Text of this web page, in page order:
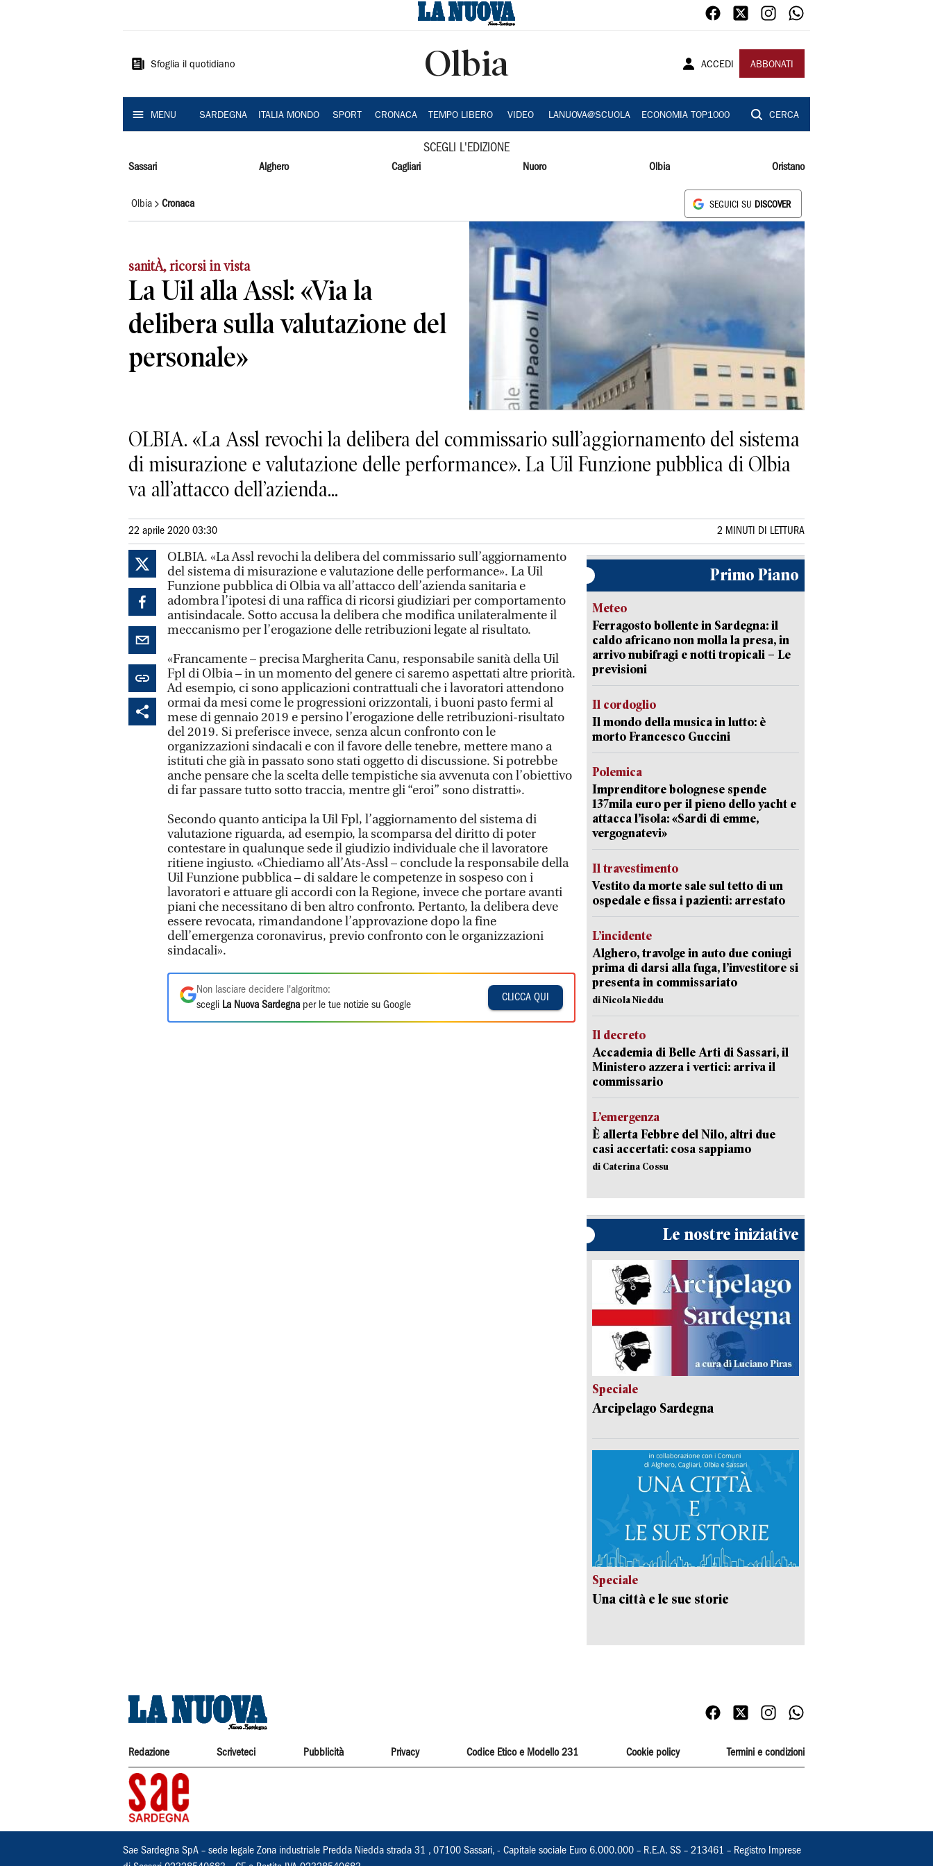
Sardegna
Sfoglia il quotidiano Olbia ACCEDI ABBONATI
MENU SARDEGNA ITALIA MONDO SPORT CRONACA TEMPO LIBERO VIDEO LANUOVA@SCUOLA ECONOMIA TOP1000 CERCA
SCEGLI L'EDIZIONE
Sassari Alghero Cagliari Nuoro Olbia Oristano
Olbia Cronaca SEGUICI SU DISCOVER
sanitÀ, ricorsi in vista
La Uil alla Assl: «Via la
delibera sulla valutazione del
personale»
OLBIA. «La Assl revochi la delibera del commissario sull’aggiornamento del sistema
di misurazione e valutazione delle performance». La Uil Funzione pubblica di Olbia
va all’attacco dell’azienda...
22 aprile 2020 03:30 2 MINUTI DI LETTURA
OLBIA. «La Assl revochi la delibera del commissario sull’aggiornamento
del sistema di misurazione e valutazione delle performance». La Uil
Funzione pubblica di Olbia va all’attacco dell’azienda sanitaria e
adombra l’ipotesi di una raffica di ricorsi giudiziari per comportamento
antisindacale. Sotto accusa la delibera che modifica unilateralmente il
meccanismo per l’erogazione delle retribuzioni legate al risultato.
«Francamente – precisa Margherita Canu, responsabile sanità della Uil
Fpl di Olbia – in un momento del genere ci saremo aspettati altre priorità.
Ad esempio, ci sono applicazioni contrattuali che i lavoratori attendono
ormai da mesi come le progressioni orizzontali, i buoni pasto fermi al
mese di gennaio 2019 e persino l’erogazione delle retribuzioni-risultato
del 2019. Si preferisce invece, senza alcun confronto con le
organizzazioni sindacali e con il favore delle tenebre, mettere mano a
istituti che già in passato sono stati oggetto di discussione. Si potrebbe
anche pensare che la scelta delle tempistiche sia avvenuta con l’obiettivo
di far passare tutto sotto traccia, mentre gli “eroi” sono distratti».
Secondo quanto anticipa la Uil Fpl, l’aggiornamento del sistema di
valutazione riguarda, ad esempio, la scomparsa del diritto di poter
contestare in qualunque sede il giudizio individuale che il lavoratore
ritiene ingiusto. «Chiediamo all’Ats-Assl – conclude la responsabile della
Uil Funzione pubblica – di saldare le competenze in sospeso con i
lavoratori e attuare gli accordi con la Regione, invece che portare avanti
piani che necessitano di ben altro confronto. Pertanto, la delibera deve
essere revocata, rimandandone l’approvazione dopo la fine
dell’emergenza coronavirus, previo confronto con le organizzazioni
sindacali».
Non lasciare decidere l'algoritmo:
scegli La Nuova Sardegna per le tue notizie su Google
CLICCA QUI
Primo Piano
Meteo
Ferragosto bollente in Sardegna: il
caldo africano non molla la presa, in
arrivo nubifragi e notti tropicali – Le
previsioni
Il cordoglio
Il mondo della musica in lutto: è
morto Francesco Guccini
Polemica
Imprenditore bolognese spende
137mila euro per il pieno dello yacht e
attacca l’isola: «Sardi di emme,
vergognatevi»
Il travestimento
Vestito da morte sale sul tetto di un
ospedale e fissa i pazienti: arrestato
L’incidente
Alghero, travolge in auto due coniugi
prima di darsi alla fuga, l’investitore si
presenta in commissariato
di Nicola Nieddu
Il decreto
Accademia di Belle Arti di Sassari, il
Ministero azzera i vertici: arriva il
commissario
L’emergenza
È allerta Febbre del Nilo, altri due
casi accertati: cosa sappiamo
di Caterina Cossu
Le nostre iniziative
Speciale
Arcipelago Sardegna
Speciale
Una città e le sue storie
Redazione Scriveteci Pubblicità Privacy Codice Etico e Modello 231 Cookie policy Termini e condizioni
Sae Sardegna SpA – sede legale Zona industriale Predda Niedda strada 31 , 07100 Sassari, - Capitale sociale Euro 6.000.000 – R.E.A. SS – 213461 – Registro Imprese